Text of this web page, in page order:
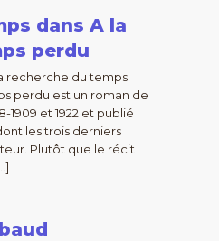
dans A la
perdu
recherche du temps
perdu est un roman de
1909 et 1922 et publié
les trois derniers
Plutôt que le récit